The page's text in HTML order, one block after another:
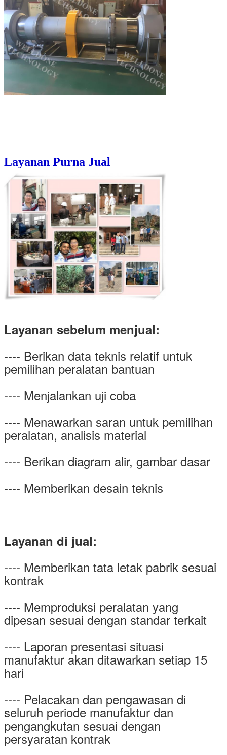
Layanan Purna Jual
Layanan sebelum menjual:
---- Berikan data teknis relatif untuk
pemilihan peralatan bantuan
---- Menjalankan uji coba
---- Menawarkan saran untuk pemilihan
peralatan, analisis material
---- Berikan diagram alir, gambar dasar
---- Memberikan desain teknis
Layanan di jual:
---- Memberikan tata letak pabrik sesuai
kontrak
---- Memproduksi peralatan yang
dipesan sesuai dengan standar terkait
---- Laporan presentasi situasi
manufaktur akan ditawarkan setiap 15
hari
---- Pelacakan dan pengawasan di
seluruh periode manufaktur dan
pengangkutan sesuai dengan
persyaratan kontrak